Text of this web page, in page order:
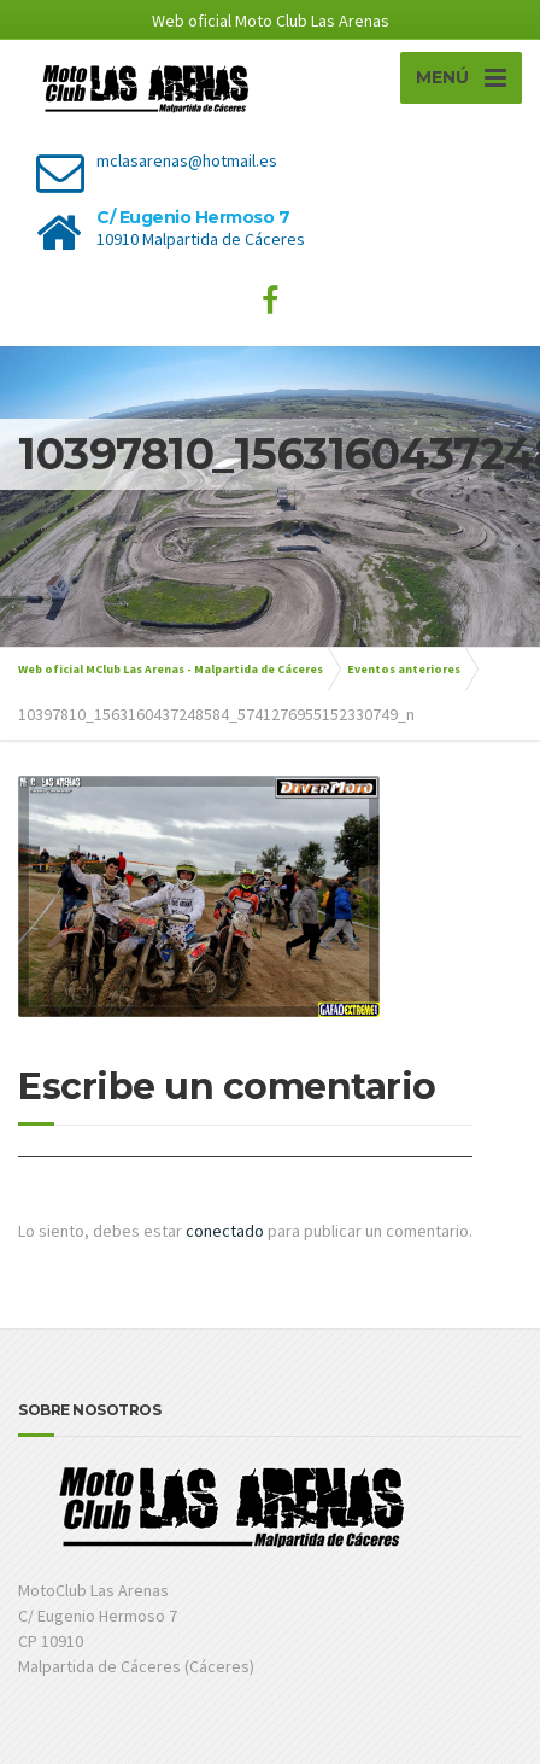
Web oficial Moto Club Las Arenas
MENÚ
mclasarenas@hotmail.es
C/ Eugenio Hermoso 7
10910 Malpartida de Cáceres
Web oficial MClub Las Arenas - Malpartida de Cáceres Eventos anteriores
10397810_1563160437248584_5741276955152330749_n
Escribe un comentario
Lo siento, debes estarconectado para publicar un comentario.
SOBRE NOSOTROS
MotoClub Las Arenas
C/ Eugenio Hermoso 7
CP 10910
Malpartida de Cáceres (Cáceres)